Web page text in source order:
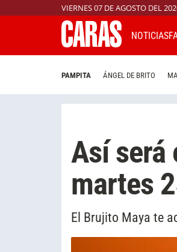
VIERNES 07 DE AGOSTO DEL
NOTICIAS
PAMPITA ÁNGEL DE BRITO
Así será
martes
El Brujito Maya te